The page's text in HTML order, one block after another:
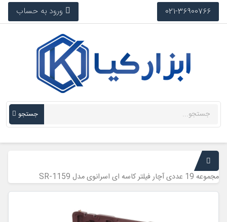
021-36900766 ورود به حساب
جستجو
مجموعه 19 عددی آچار فیلتر کاسه ای اسرانوی مدل SR-1159